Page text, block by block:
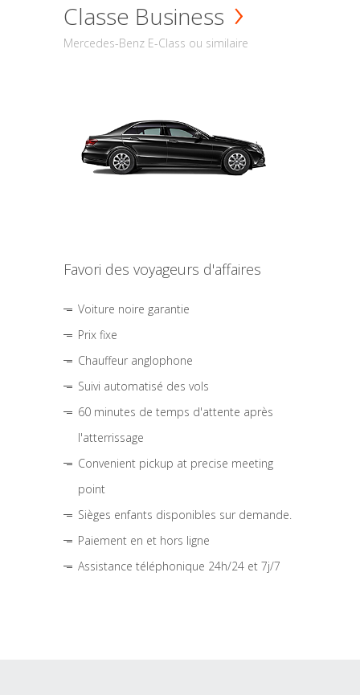
Classe Business
Mercedes-Benz E-Class ou similaire
Favori des voyageurs d'affaires
Voiture noire garantie
Prix fixe
Chauffeur anglophone
Suivi automatisé des vols
60 minutes de temps d'attente après
l'atterrissage
Convenient pickup at precise meeting
point
Sièges enfants disponibles sur demande.
Paiement en et hors ligne
Assistance téléphonique 24h/24 et 7j/7